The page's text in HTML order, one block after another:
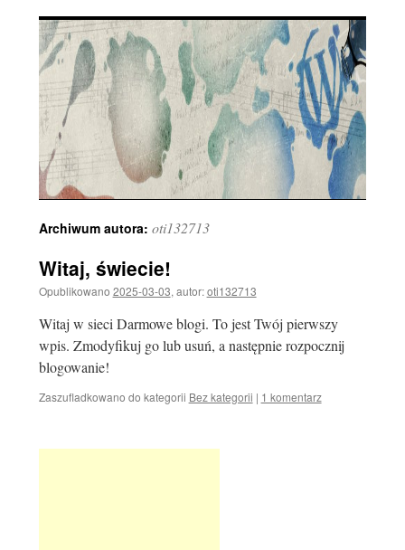
Archiwum autora: oti132713
Witaj, świecie!
Opublikowano 2025-03-03, autor: oti132713
Witaj w sieci Darmowe blogi. To jest Twój pierwszy
wpis. Zmodyfikuj go lub usuń, a następnie rozpocznij
blogowanie!
Zaszufladkowano do kategorii Bez kategorii | 1 komentarz